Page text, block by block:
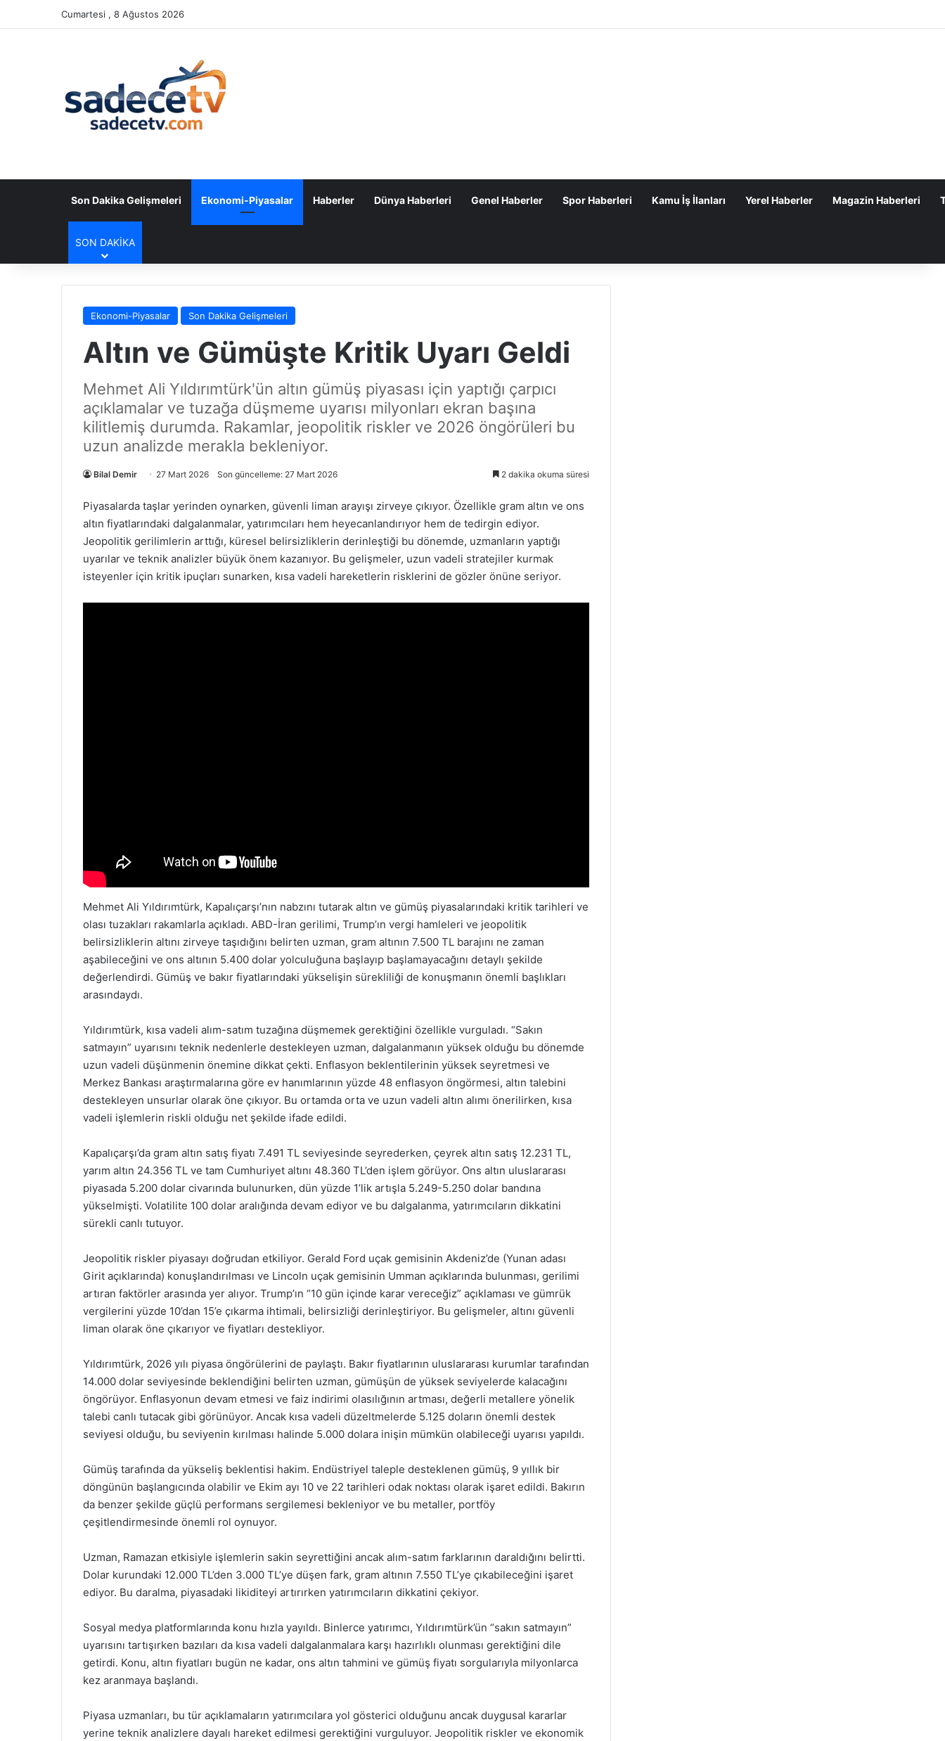
Cumartesi , 8 Ağustos 2026
Son Dakika Gelişmeleri Ekonomi-Piyasalar Haberler Dünya Haberleri Genel Haberler Spor Haberleri Kamu İş İlanları Yerel Haberler Magazin Haberleri
SON DAKIKA
Ekonomi-Piyasalar Son Dakika Gelişmeleri
Altın ve Gümüşte Kritik Uyarı Geldi
Mehmet Ali Yıldırımtürk'ün altın gümüş piyasası için yaptığı çarpıcı
açıklamalar ve tuzağa düşmeme uyarısı milyonları ekran başına
kilitlemiş durumda. Rakamlar, jeopolitik riskler ve 2026 öngörüleri bu
uzun analizde merakla bekleniyor.
Bilal Demir 27 Mart 2026 Son güncelleme: 27 Mart 2026 2 dakika okuma süresi
Piyasalarda taşlar yerinden oynarken, güvenli liman arayışı zirveye çıkıyor. Özellikle gram altın ve ons
altın fiyatlarındaki dalgalanmalar, yatırımcıları hem heyecanlandırıyor hem de tedirgin ediyor.
Jeopolitik gerilimlerin arttığı, küresel belirsizliklerin derinleştiği bu dönemde, uzmanların yaptığı
uyarılar ve teknik analizler büyük önem kazanıyor. Bu gelişmeler, uzun vadeli stratejiler kurmak
isteyenler için kritik ipuçları sunarken, kısa vadeli hareketlerin risklerini de gözler önüne seriyor.
Mehmet Ali Yıldırımtürk, Kapalıçarşı’nın nabzını tutarak altın ve gümüş piyasalarındaki kritik tarihleri ve
olası tuzakları rakamlarla açıkladı. ABD-İran gerilimi, Trump’ın vergi hamleleri ve jeopolitik
belirsizliklerin altını zirveye taşıdığını belirten uzman, gram altının 7.500 TL barajını ne zaman
aşabileceğini ve ons altının 5.400 dolar yolculuğuna başlayıp başlamayacağını detaylı şekilde
değerlendirdi. Gümüş ve bakır fiyatlarındaki yükselişin sürekliliği de konuşmanın önemli başlıkları
arasındaydı.
Yıldırımtürk, kısa vadeli alım-satım tuzağına düşmemek gerektiğini özellikle vurguladı. “Sakın
satmayın” uyarısını teknik nedenlerle destekleyen uzman, dalgalanmanın yüksek olduğu bu dönemde
uzun vadeli düşünmenin önemine dikkat çekti. Enflasyon beklentilerinin yüksek seyretmesi ve
Merkez Bankası araştırmalarına göre ev hanımlarının yüzde 48 enflasyon öngörmesi, altın talebini
destekleyen unsurlar olarak öne çıkıyor. Bu ortamda orta ve uzun vadeli altın alımı önerilirken, kısa
vadeli işlemlerin riskli olduğu net şekilde ifade edildi.
Kapalıçarşı’da gram altın satış fiyatı 7.491 TL seviyesinde seyrederken, çeyrek altın satış 12.231 TL,
yarım altın 24.356 TL ve tam Cumhuriyet altını 48.360 TL’den işlem görüyor. Ons altın uluslararası
piyasada 5.200 dolar civarında bulunurken, dün yüzde 1’lik artışla 5.249-5.250 dolar bandına
yükselmişti. Volatilite 100 dolar aralığında devam ediyor ve bu dalgalanma, yatırımcıların dikkatini
sürekli canlı tutuyor.
Jeopolitik riskler piyasayı doğrudan etkiliyor. Gerald Ford uçak gemisinin Akdeniz’de (Yunan adası
Girit açıklarında) konuşlandırılması ve Lincoln uçak gemisinin Umman açıklarında bulunması, gerilimi
artıran faktörler arasında yer alıyor. Trump’ın “10 gün içinde karar vereceğiz” açıklaması ve gümrük
vergilerini yüzde 10’dan 15’e çıkarma ihtimali, belirsizliği derinleştiriyor. Bu gelişmeler, altını güvenli
liman olarak öne çıkarıyor ve fiyatları destekliyor.
Yıldırımtürk, 2026 yılı piyasa öngörülerini de paylaştı. Bakır fiyatlarının uluslararası kurumlar tarafından
14.000 dolar seviyesinde beklendiğini belirten uzman, gümüşün de yüksek seviyelerde kalacağını
öngörüyor. Enflasyonun devam etmesi ve faiz indirimi olasılığının artması, değerli metallere yönelik
talebi canlı tutacak gibi görünüyor. Ancak kısa vadeli düzeltmelerde 5.125 doların önemli destek
seviyesi olduğu, bu seviyenin kırılması halinde 5.000 dolara inişin mümkün olabileceği uyarısı yapıldı.
Gümüş tarafında da yükseliş beklentisi hakim. Endüstriyel taleple desteklenen gümüş, 9 yıllık bir
döngünün başlangıcında olabilir ve Ekim ayı 10 ve 22 tarihleri odak noktası olarak işaret edildi. Bakırın
da benzer şekilde güçlü performans sergilemesi bekleniyor ve bu metaller, portföy
çeşitlendirmesinde önemli rol oynuyor.
Uzman, Ramazan etkisiyle işlemlerin sakin seyrettiğini ancak alım-satım farklarının daraldığını belirtti.
Dolar kurundaki 12.000 TL’den 3.000 TL’ye düşen fark, gram altının 7.550 TL’ye çıkabileceğini işaret
ediyor. Bu daralma, piyasadaki likiditeyi artırırken yatırımcıların dikkatini çekiyor.
Sosyal medya platformlarında konu hızla yayıldı. Binlerce yatırımcı, Yıldırımtürk’ün “sakın satmayın”
uyarısını tartışırken bazıları da kısa vadeli dalgalanmalara karşı hazırlıklı olunması gerektiğini dile
getirdi. Konu, altın fiyatları bugün ne kadar, ons altın tahmini ve gümüş fiyatı sorgularıyla milyonlarca
kez aranmaya başlandı.
Piyasa uzmanları, bu tür açıklamaların yatırımcılara yol gösterici olduğunu ancak duygusal kararlar
yerine teknik analizlere dayalı hareket edilmesi gerektiğini vurguluyor. Jeopolitik riskler ve ekonomik